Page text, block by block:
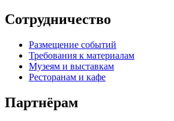
Сотрудничество
Размещение событий
Требования к материалам
Музеям и выставкам
Ресторанам и кафе
Партнёрам